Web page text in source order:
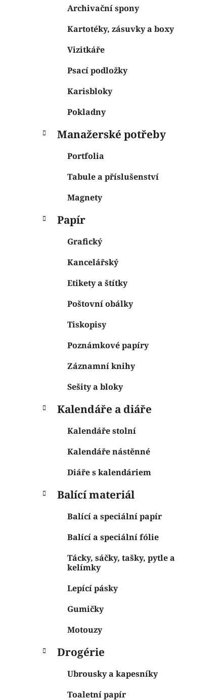
Archivační spony
Kartotéky, zásuvky a boxy
Vizitkáře
Psací podložky
Karisbloky
Pokladny
Manažerské potřeby
Portfolia
Tabule a příslušenství
Magnety
Papír
Grafický
Kancelářský
Etikety a štítky
Poštovní obálky
Tiskopisy
Poznámkové papíry
Záznamní knihy
Sešity a bloky
Kalendáře a diáře
Kalendáře stolní
Kalendáře nástěnné
Diáře s kalendáriem
Balící materiál
Balící a speciální papír
Balící a speciální fólie
Tácky, sáčky, tašky, pytle a
kelímky
Lepící pásky
Gumičky
Motouzy
Drogérie
Ubrousky a kapesníky
Toaletní papír